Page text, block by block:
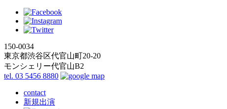
150-0034
東京都渋谷区代官山町20-20
モンシェリー代官山B2
tel. 03 5456 8880
contact
新規出演